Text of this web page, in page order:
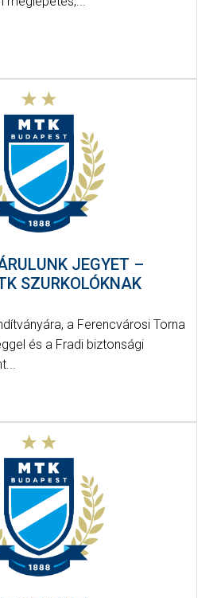
JEGYET –
SZURKOLÓKNAK
a Ferencvárosi Torna
és a Fradi biztonsági